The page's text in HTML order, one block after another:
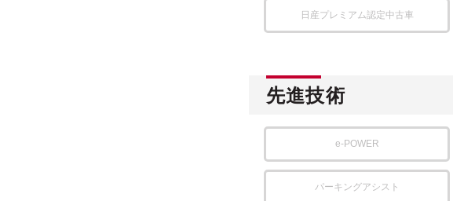
日産プレミアム認定中古車
先進技術
e-POWER
パーキングアシスト